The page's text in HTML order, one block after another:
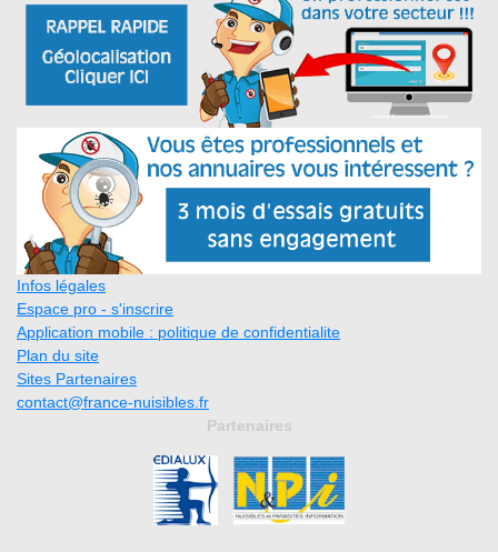
Infos légales
Espace pro - s'inscrire
Application mobile : politique de confidentialite
Plan du site
Sites Partenaires
contact@france-nuisibles.fr
Partenaires